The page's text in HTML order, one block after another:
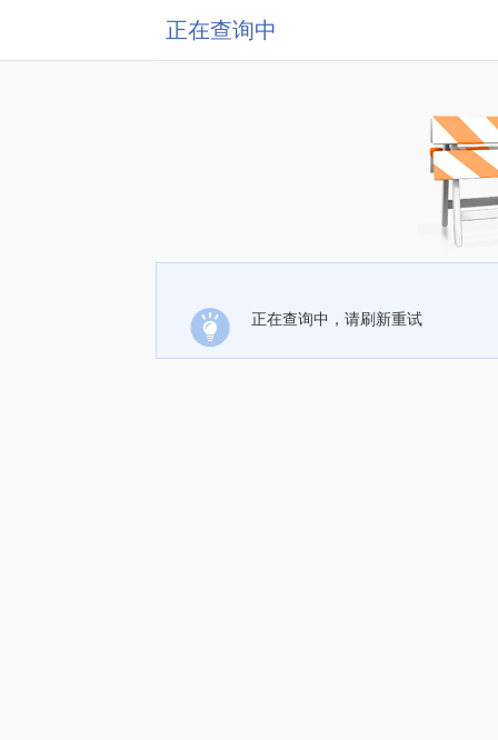
正在查询中
正在查询中，请刷新重试